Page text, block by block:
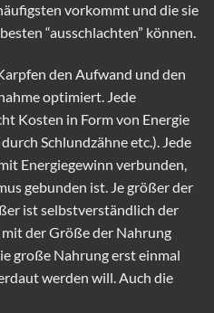
vorkommt und die sie
“ausschlachten” können.
den Aufwand und den
optimiert. Jede
Kosten in Form von Energie
Schlundzähne etc.). Jede
Energiegewinn verbunden,
gebunden ist. Je größer der
ist selbstverständlich der
der Größe der Nahrung
große Nahrung erst einmal
werden will. Auch die